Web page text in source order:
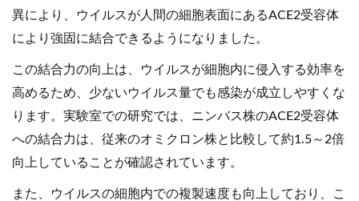
異により、ウイルスが人間の細胞表面にあるACE2受容体
により強固に結合できるようになりました。
この結合力の向上は、ウイルスが細胞内に侵入する効率を
高めるため、少ないウイルス量でも感染が成立しやすくな
ります。実験室での研究では、ニンバス株のACE2受容体
への結合力は、従来のオミクロン株と比較して約1.5～2倍
向上していることが確認されています。
また、ウイルスの細胞内での複製速度も向上しており、こ